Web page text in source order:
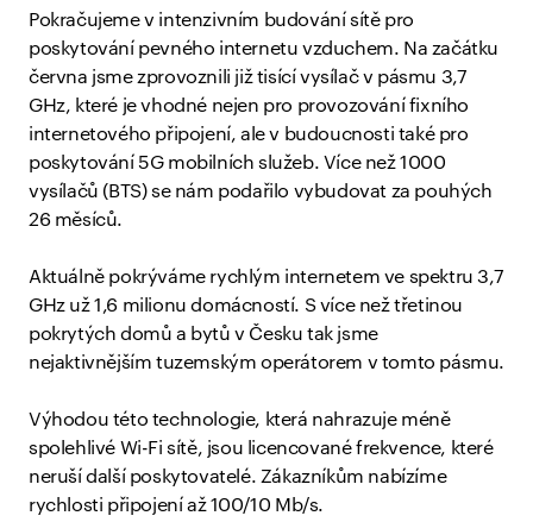
Pokračujeme v intenzivním budování sítě pro
poskytování pevného internetu vzduchem. Na začátku
června jsme zprovoznili již tisící vysílač v pásmu 3,7
GHz, které je vhodné nejen pro provozování fixního
internetového připojení, ale v budoucnosti také pro
poskytování 5G mobilních služeb. Více než 1000
vysílačů (BTS) se nám podařilo vybudovat za pouhých
26 měsíců.
Aktuálně pokrýváme rychlým internetem ve spektru 3,7
GHz už 1,6 milionu domácností. S více než třetinou
pokrytých domů a bytů v Česku tak jsme
nejaktivnějším tuzemským operátorem v tomto pásmu.
Výhodou této technologie, která nahrazuje méně
spolehlivé Wi-Fi sítě, jsou licencované frekvence, které
neruší další poskytovatelé. Zákazníkům nabízíme
rychlosti připojení až 100/10 Mb/s.